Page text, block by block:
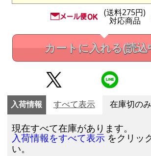
(送料275円)
対応商品
カートに入れる(読込
入荷情報 すべて表示 在庫切の
現在すべて在庫があります。
入荷情報をすべて表示 をクリッ
い。